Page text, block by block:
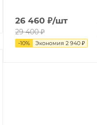
26 460 ₽/шт
29 400₽
-10% Экономия 2 940 ₽